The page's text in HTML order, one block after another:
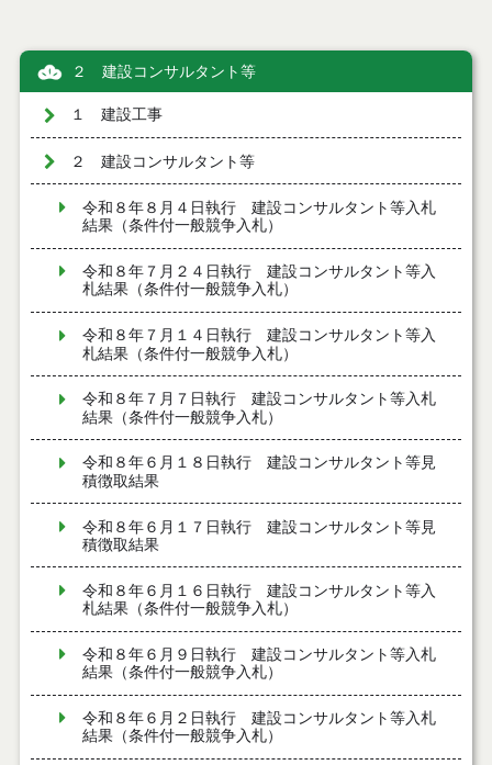
２ 建設コンサルタント等
１ 建設工事
２ 建設コンサルタント等
令和８年８月４日執行 建設コンサルタント等入札
結果（条件付一般競争入札）
令和８年７月２４日執行 建設コンサルタント等入
札結果（条件付一般競争入札）
令和８年７月１４日執行 建設コンサルタント等入
札結果（条件付一般競争入札）
令和８年７月７日執行 建設コンサルタント等入札
結果（条件付一般競争入札）
令和８年６月１８日執行 建設コンサルタント等見
積徴取結果
令和８年６月１７日執行 建設コンサルタント等見
積徴取結果
令和８年６月１６日執行 建設コンサルタント等入
札結果（条件付一般競争入札）
令和８年６月９日執行 建設コンサルタント等入札
結果（条件付一般競争入札）
令和８年６月２日執行 建設コンサルタント等入札
結果（条件付一般競争入札）